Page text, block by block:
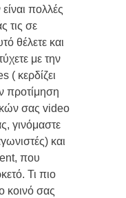
πολλές
τις σε
θέλετε και
με την
( κερδίζει
προτίμηση
σας video
γινόμαστε
και
που
Τι πιο
κοινό σας